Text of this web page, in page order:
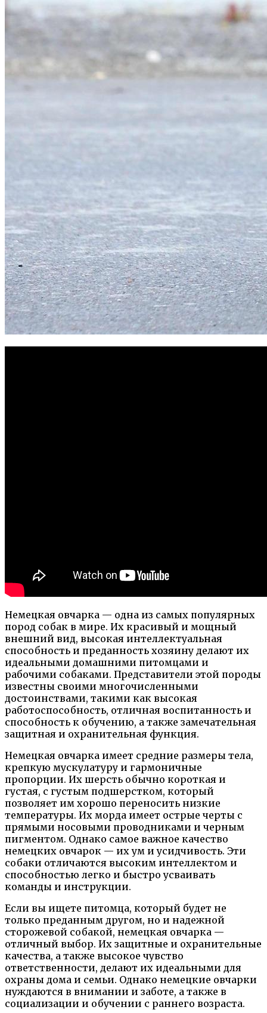
Немецкая овчарка — одна из самых популярных
пород собак в мире. Их красивый и мощный
внешний вид, высокая интеллектуальная
способность и преданность хозяину делают их
идеальными домашними питомцами и
рабочими собаками. Представители этой породы
известны своими многочисленными
достоинствами, такими как высокая
работоспособность, отличная воспитанность и
способность к обучению, а также замечательная
защитная и охранительная функция.
Немецкая овчарка имеет средние размеры тела,
крепкую мускулатуру и гармоничные
пропорции. Их шерсть обычно короткая и
густая, с густым подшерстком, который
позволяет им хорошо переносить низкие
температуры. Их морда имеет острые черты с
прямыми носовыми проводниками и черным
пигментом. Однако самое важное качество
немецких овчарок — их ум и усидчивость. Эти
собаки отличаются высоким интеллектом и
способностью легко и быстро усваивать
команды и инструкции.
Если вы ищете питомца, который будет не
только преданным другом, но и надежной
сторожевой собакой, немецкая овчарка —
отличный выбор. Их защитные и охранительные
качества, а также высокое чувство
ответственности, делают их идеальными для
охраны дома и семьи. Однако немецкие овчарки
нуждаются в внимании и заботе, а также в
социализации и обучении с раннего возраста.